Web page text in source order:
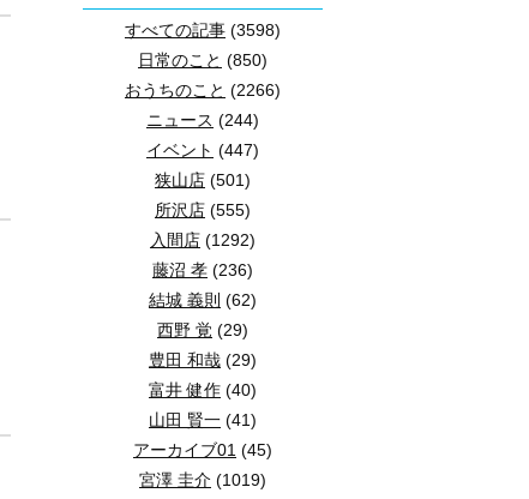
すべての記事 (3598)
日常のこと (850)
おうちのこと (2266)
ニュース (244)
イベント (447)
狭山店 (501)
所沢店 (555)
入間店 (1292)
藤沼 孝 (236)
結城 義則 (62)
西野 覚 (29)
豊田 和哉 (29)
富井 健作 (40)
山田 賢一 (41)
アーカイブ01 (45)
宮澤 圭介 (1019)